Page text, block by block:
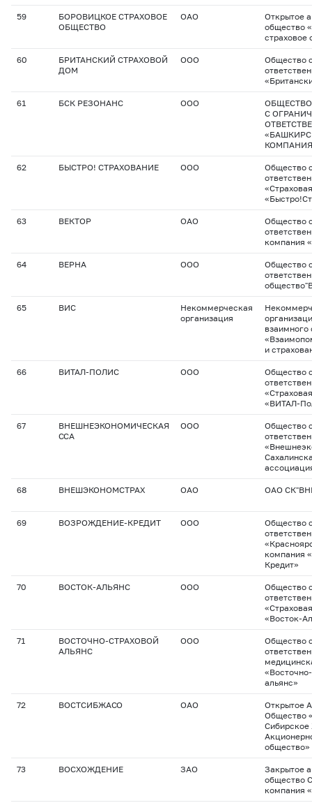
59
БОРОВИЦКОЕ СТРАХОВОЕ
ОБЩЕСТВО
ОАО
Открытое
общество
страховое
60
БРИТАНСКИЙ СТРАХОВОЙ
ДОМ
ООО
Общество
61 БСК РЕЗОНАНС ООО
ОБЩЕСТВО
С
62 БЫСТРО! СТРАХОВАНИЕ ООО
Общество
63 ВЕКТОР ОАО
Общество
компания
64 ВЕРНА ООО
Общество
65 ВИС
Некоммерческая
организация
взаимного
и
66 ВИТАЛ-ПОЛИС ООО
Общество
«ВИТАЛ-
67
ВНЕШНЕЭКОНОМИЧЕСКАЯ
ССА
ООО
Общество
68 ВНЕШЭКОНОМСТРАХ ОАО ОАО
69 ВОЗРОЖДЕНИЕ-КРЕДИТ ООО
Общество
компания
Кредит»
70 ВОСТОК-АЛЬЯНС ООО
Общество
«Восток-
71
ВОСТОЧНО-СТРАХОВОЙ
АЛЬЯНС
ООО
Общество
альянс»
72 ВОСТСИБЖАСО ОАО
Открытое
Общество
общество»
73 ВОСХОЖДЕНИЕ ЗАО
Закрытое
общество
компания